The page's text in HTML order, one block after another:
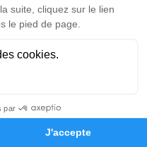
Hommages
Je rends hommage
être prévenu